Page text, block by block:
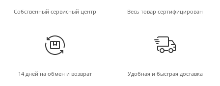
Собственный сервисный центр Весь товар сертифицирован
14 дней на обмен и возврат Удобная и быстрая доставка